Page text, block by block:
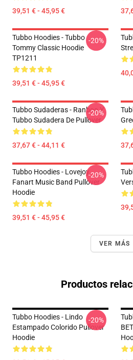
39,51 € - 45,95 €
Tubbo Hoodies - Tubbo
Tommy Classic Hoodie
TP1211
39,51 € - 45,95 €
-20%
Tubbo Sudaderas - Ranboo Y
Tubbo Sudadera De Pullover
37,67 € - 44,11 €
-20%
Tubbo Hoodies - Lovejoy
Fanart Music Band Pullover
Hoodie
39,51 € - 45,95 €
-20%
VER MÁS
Productos
Tubbo Hoodies - Lindo
Estampado Colorido Pullover
Hoodie
-20%